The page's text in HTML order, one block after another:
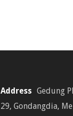
Address Gedung
29, Gondangdia,